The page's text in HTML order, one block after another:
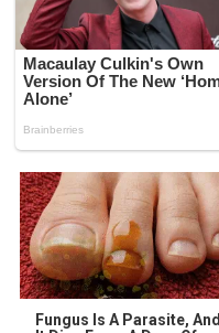
Fungus Is A Parasite, And